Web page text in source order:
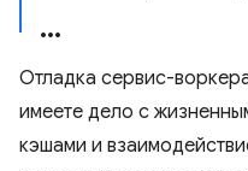
Отладка сервис-
имеете дело с
кэшами и